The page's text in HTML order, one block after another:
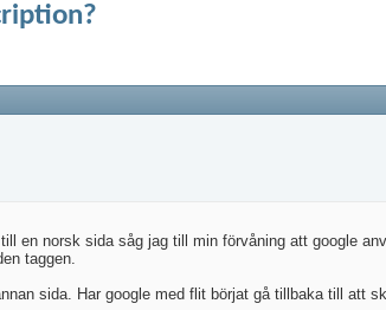
en norsk sida såg jag till min förvåning att google
taggen.
sida. Har google med flit börjat gå tillbaka till att